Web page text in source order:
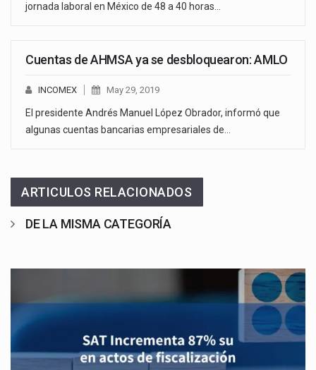
jornada laboral en México de 48 a 40 horas…
Cuentas de AHMSA ya se desbloquearon: AMLO
INCOMEX May 29, 2019
El presidente Andrés Manuel López Obrador, informó que
algunas cuentas bancarias empresariales de…
ARTICULOS RELACIONADOS
DE LA MISMA CATEGORÍA